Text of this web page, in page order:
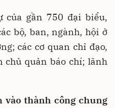
của gần 750 đại biểu,
bộ, ban, ngành, hội ở
các cơ quan chỉ đạo,
chủ quản báo chí; lãnh
vào thành công chung